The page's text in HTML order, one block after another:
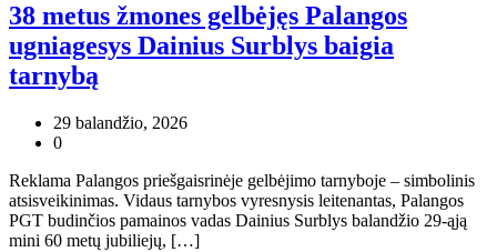
38 metus žmones gelbėjęs Palangos
ugniagesys Dainius Surblys baigia
tarnybą
29 balandžio, 2026
0
Reklama Palangos priešgaisrinėje gelbėjimo tarnyboje – simbolinis
atsisveikinimas. Vidaus tarnybos vyresnysis leitenantas, Palangos
PGT budinčios pamainos vadas Dainius Surblys balandžio 29-ąją
mini 60 metų jubiliejų, […]